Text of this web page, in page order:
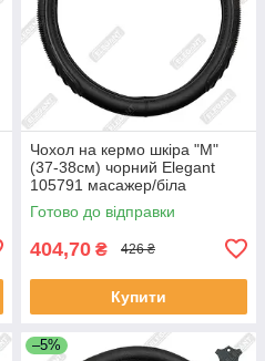
Чохол на кермо шкіра "М"
(37-38см) чорний Elegant
105791 масажер/біла
основа/1 шов(8,5см)
Готово до відправки
404,70 ₴ 426 ₴
Купити
–5%